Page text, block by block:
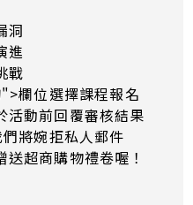
洞
進
戰
欄位選擇課程報名
動前回覆審核結果
將婉拒私人郵件
超商購物禮卷喔！